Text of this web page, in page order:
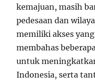
kemajuan, masih
pedesaan dan
memiliki akses
membahas
untuk
Indonesia, serta